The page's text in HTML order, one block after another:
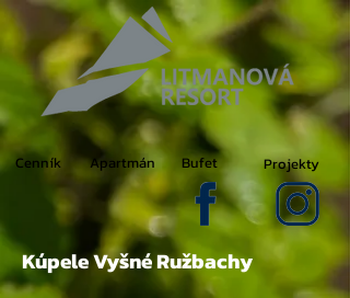
Cenník Apartmán Projekty
Bufet
Kúpele Vyšné Ružbachy